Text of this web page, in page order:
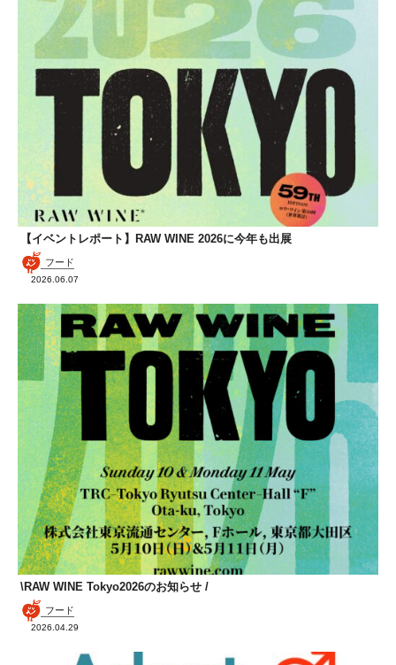
【イベントレポート】RAW WINE 2026に今年も出展
フード
2026.06.07
\RAW WINE Tokyo2026のお知らせ /
フード
2026.04.29